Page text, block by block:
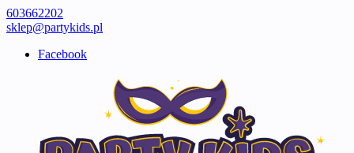
603662202
sklep@partykids.pl
Facebook